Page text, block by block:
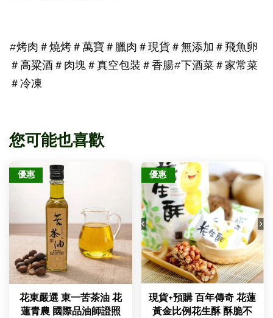
#烤肉＃燒烤＃萬寶＃臘肉＃現貨＃無添加＃飛魚卵
＃高粱酒＃肉塊＃真空包裝＃香腸#下酒菜＃家常菜
＃冷凍
您可能也喜歡
優惠
花東嚴選 東一苦茶油 花
蓮青農 國際品油師證照
優惠
現貨+預購 百年傳奇 花蓮
黃金比例花生酥 酥脆不